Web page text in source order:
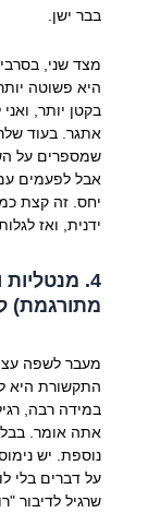
בבר ישן.
היא פשוטה
בקטן יותר,
אתגר. בעוד
שמספרים על
אבל לפעמים
יחס. זה קצת
ידנית, ואז
4.
מתורגמת)
מעבר לשפה
התקשורת היא
במידה רבה,
אתה אומר.
נוספת. יש
על דברים בלי
שרגיל לדיבור